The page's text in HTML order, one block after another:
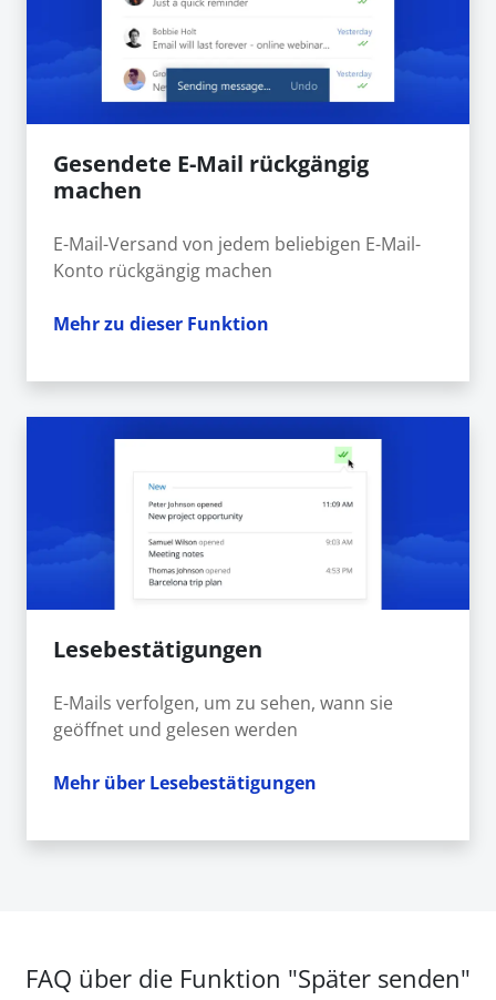
Gesendete E-Mail rückgängig
machen
E-Mail-Versand von jedem beliebigen E-Mail-
Konto rückgängig machen
Mehr zu dieser Funktion
Lesebestätigungen
E-Mails verfolgen, um zu sehen, wann sie
geöffnet und gelesen werden
Mehr über Lesebestätigungen
FAQ über die Funktion "Später senden"